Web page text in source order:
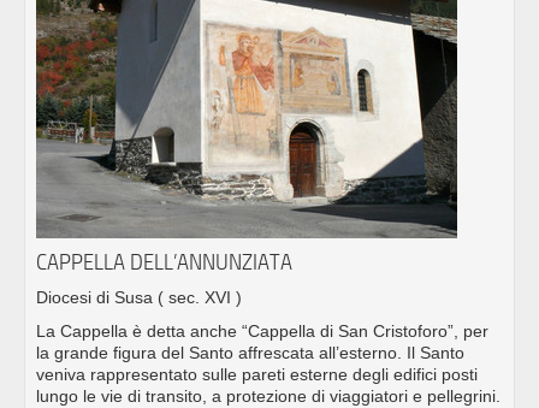
PRESS
CAPPELLA DELL’ANNUNZIATA
Diocesi di Susa ( sec. XVI )
La Cappella è detta anche “Cappella di San Cristoforo”, per
la grande figura del Santo affrescata all’esterno. Il Santo
veniva rappresentato sulle pareti esterne degli edifici posti
lungo le vie di transito, a protezione di viaggiatori e pellegrini.